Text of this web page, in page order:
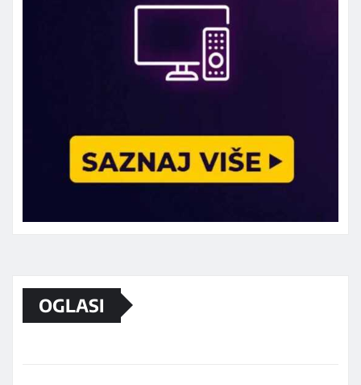
OGLASI
Marketing telefon 062 463 002